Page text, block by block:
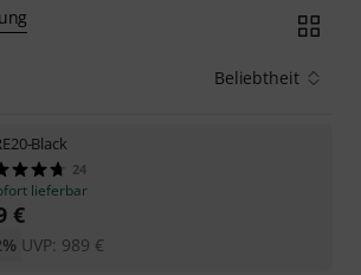
Beliebtheit
Black
24
lieferbar
€
UVP: 989 €